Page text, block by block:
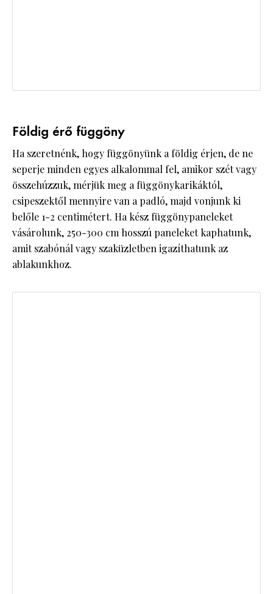
Földig érő függöny
Ha szeretnénk, hogy függönyünk a földig érjen, de ne
seperje minden egyes alkalommal fel, amikor szét vagy
összehúzzuk, mérjük meg a függönykarikáktól,
csipeszektől mennyire van a padló, majd vonjunk ki
belőle 1-2 centimétert. Ha kész függönypaneleket
vásárolunk, 250-300 cm hosszú paneleket kaphatunk,
amit szabónál vagy szaküzletben igazíthatunk az
ablakunkhoz.